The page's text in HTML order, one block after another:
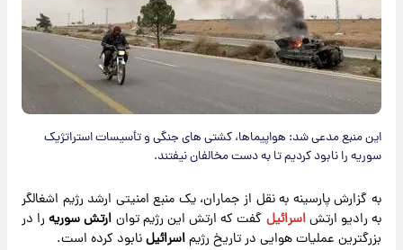
این منبع مدعی شد: هواپیماها، کشتی های جنگی و تأسیسات استراتژیک
سوریه را نابود کردیم تا به دست مخالفان نیفتند.
به گزارش پارسینه به نقل از جماران، یک منبع امنیتی ارشد رژیم اشغالگر
به رادیو ارتشاسرائیلگفت که ارتش این رژیم توانارتش سوریهرا در
بزرگترین عملیات هوایی در تاریخ رژیماسرائیلنابود کرده است.